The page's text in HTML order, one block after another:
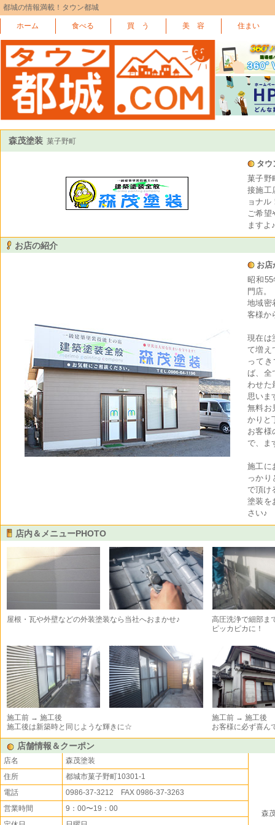
都城の情報満載！タウン都城
ホーム 食べる 買 う 美 容 住まい
森茂塗装 菓子野町
タウ
菓子野
接施工
ョナル
ご希望
ますよ
お店の紹介
お店
昭和
門店。
地域密
客様か
現在は
て増え
って
ば、全
わせた
思いま
無料お
かりと
お客様
で、ま
施工に
っかり
で頂け
塗装を
さい♪
店内＆メニューPHOTO
屋根・瓦や外壁などの外装塗装なら当社へおまかせ♪
高圧洗浄で細部ま
ピッカピカに！
施工前 → 施工後
施工後は新築時と同じような輝きに☆
施工前 → 施工後
お客様に必ず喜ん
店舗情報＆クーポン
店名
森茂塗装
住所
都城市菓子野町10301-1
電話
0986-37-3212 FAX 0986-37-3263
営業時間
9：00〜19：00
森